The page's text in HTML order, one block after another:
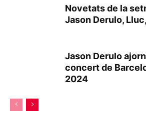
Novetats de la
Jason Derulo,
Jason Derulo
concert de
2024